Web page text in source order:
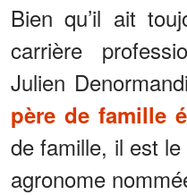
Bien qu’il ait
carrière
Julien
père de famille
de famille, il est le
agronome